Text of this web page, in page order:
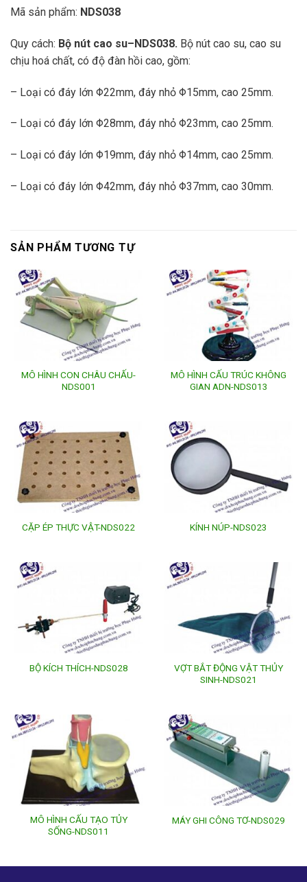
Mã sản phẩm: NDS038
Quy cách: Bộ nút cao su–NDS038. Bộ nút cao su, cao su
chịu hoá chất, có độ đàn hồi cao, gồm:
– Loại có đáy lớn Φ22mm, đáy nhỏ Φ15mm, cao 25mm.
– Loại có đáy lớn Φ28mm, đáy nhỏ Φ23mm, cao 25mm.
– Loại có đáy lớn Φ19mm, đáy nhỏ Φ14mm, cao 25mm.
– Loại có đáy lớn Φ42mm, đáy nhỏ Φ37mm, cao 30mm.
SẢN PHẨM TƯƠNG TỰ
MÔ HÌNH CON CHÂU CHẤU-
NDS001
MÔ HÌNH CẤU TRÚC KHÔNG
GIAN ADN-NDS013
CẶP ÉP THỰC VẬT-NDS022 KÍNH NÚP-NDS023
BỘ KÍCH THÍCH-NDS028
VỢT BẮT ĐỘNG VẬT THỦY
SINH-NDS021
MÔ HÌNH CẤU TẠO TỦY
SỐNG-NDS011
MÁY GHI CÔNG TƠ-NDS029